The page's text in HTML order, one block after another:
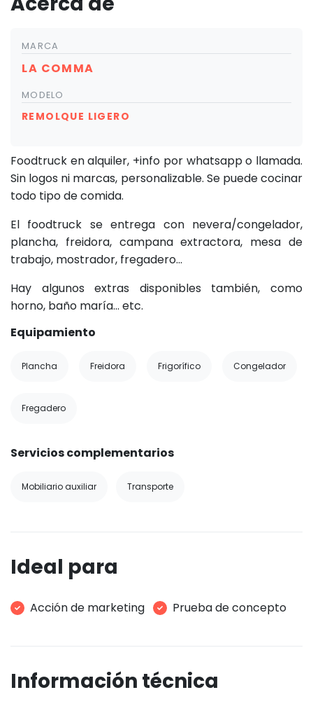
MARCA
LA COMMA
MODELO
REMOLQUE LIGERO
Foodtruck en alquiler, +info por whatsapp o llamada.
Sin logos ni marcas, personalizable. Se puede cocinar
todo tipo de comida.
El foodtruck se entrega con nevera/congelador,
plancha, freidora, campana extractora, mesa de
trabajo, mostrador, fregadero...
Hay algunos extras disponibles también, como
horno, baño maría… etc.
Equipamiento
Plancha Freidora Frigorífico Congelador
Fregadero
Servicios complementarios
Mobiliario auxiliar Transporte
Ideal para
Acción de marketing Prueba de concepto
Información técnica